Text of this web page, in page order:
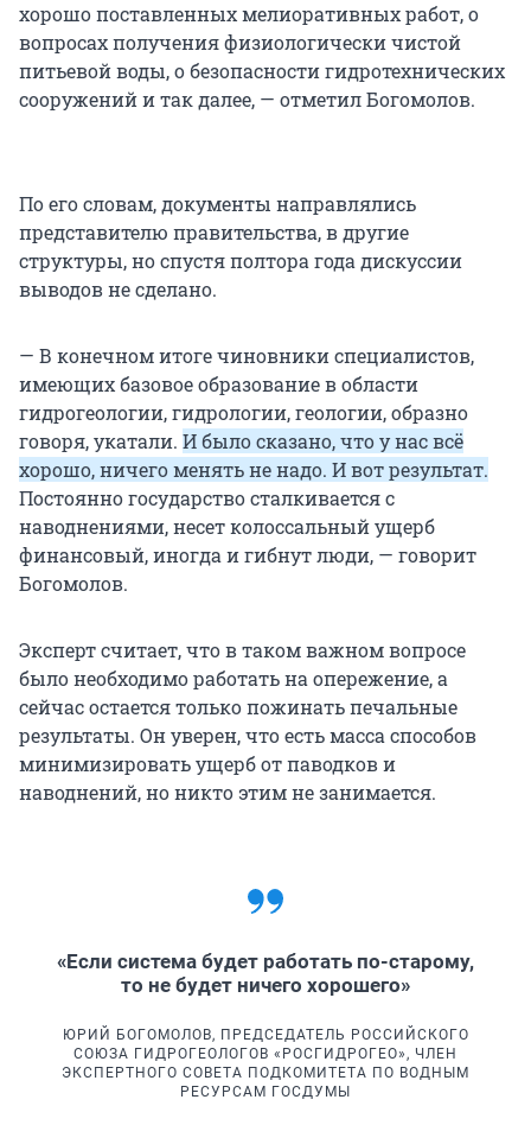
хорошо поставленных мелиоративных работ, о
вопросах получения физиологически чистой
питьевой воды, о безопасности гидротехнических
сооружений и так далее, — отметил Богомолов.
По его словам, документы направлялись
представителю правительства, в другие
структуры, но спустя полтора года дискуссии
выводов не сделано.
— В конечном итоге чиновники специалистов,
имеющих базовое образование в области
гидрогеологии, гидрологии, геологии, образно
говоря, укатали. И было сказано, что у нас всё
хорошо, ничего менять не надо. И вот результат.
Постоянно государство сталкивается с
наводнениями, несет колоссальный ущерб
финансовый, иногда и гибнут люди, — говорит
Богомолов.
Эксперт считает, что в таком важном вопросе
было необходимо работать на опережение, а
сейчас остается только пожинать печальные
результаты. Он уверен, что есть масса способов
минимизировать ущерб от паводков и
наводнений, но никто этим не занимается.
«Если система будет работать по-старому,
то не будет ничего хорошего»
ЮРИЙ БОГОМОЛОВ, ПРЕДСЕДАТЕЛЬ РОССИЙСКОГО
СОЮЗА ГИДРОГЕОЛОГОВ «РОСГИДРОГЕО», ЧЛЕН
ЭКСПЕРТНОГО СОВЕТА ПОДКОМИТЕТА ПО ВОДНЫМ
РЕСУРСАМ ГОСДУМЫ